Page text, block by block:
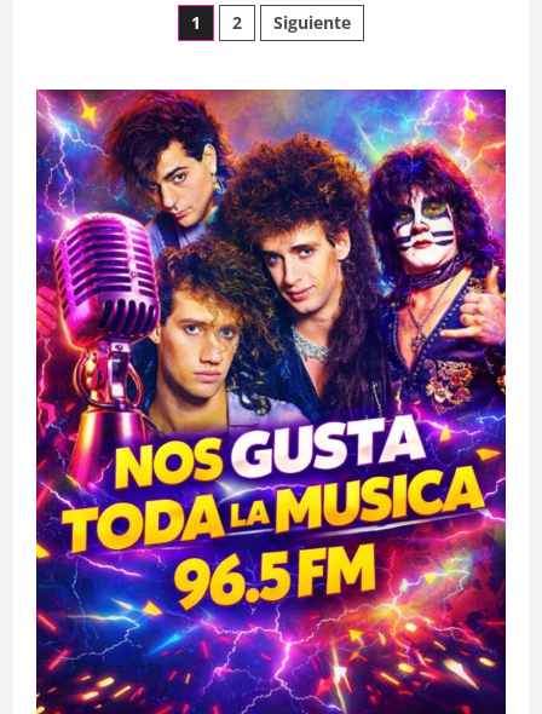
Cabañas
Navidad:
de
cabañas
en
la
comuna
Paginación
de
entradas
1 2 Siguiente